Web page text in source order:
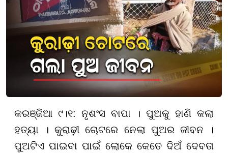
କରଞ୍ଜିଆ ୯।୧: ନୃଶଂସ ବାପା । ପୁଅକୁ ହାଣି କଲା
ହତ୍ୟା । କୁରାଢ଼ୀ ଚୋଟରେ ନେଲା ପୁଅର ଜୀବନ ।
ପୁଅଟିଏ ପାଇବା ପାଇଁ ଲୋକେ କେତେ ଦିଅଁ ଦେବତା